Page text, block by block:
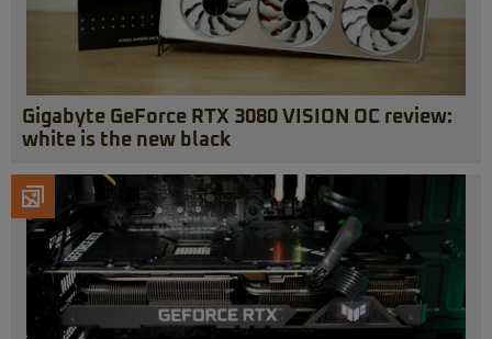
Gigabyte GeForce RTX 3080 VISION OC review:
white is the new black